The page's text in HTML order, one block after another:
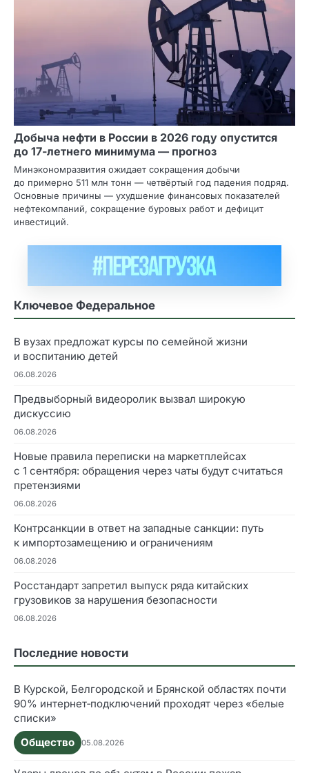
Добыча нефти в России в 2026 году опустится
до 17‑летнего минимума — прогноз
Минэкономразвития ожидает сокращения добычи
до примерно 511 млн тонн — четвёртый год падения подряд.
Основные причины — ухудшение финансовых показателей
нефтекомпаний, сокращение буровых работ и дефицит
инвестиций.
Ключевое Федеральное
В вузах предложат курсы по семейной жизни
и воспитанию детей
06.08.2026
Предвыборный видеоролик вызвал широкую
дискуссию
06.08.2026
Новые правила переписки на маркетплейсах
с 1 сентября: обращения через чаты будут считаться
претензиями
06.08.2026
Контрсанкции в ответ на западные санкции: путь
к импортозамещению и ограничениям
06.08.2026
Росстандарт запретил выпуск ряда китайских
грузовиков за нарушения безопасности
06.08.2026
Последние новости
В Курской, Белгородской и Брянской областях почти
90% интернет‑подключений проходят через «белые
списки»
Общество
05.08.2026